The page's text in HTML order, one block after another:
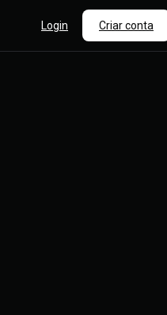
Login Criar conta